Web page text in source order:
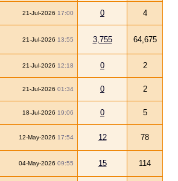
21-Jul-2026 17:00 0 4
21-Jul-2026 13:55 3,755 64,675
21-Jul-2026 12:18 0 2
21-Jul-2026 01:34 0 2
18-Jul-2026 19:06 0 5
12-May-2026 17:54 12 78
04-May-2026 09:55 15 114